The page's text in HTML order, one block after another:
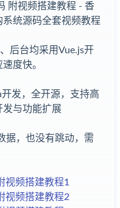
附视频搭建教程 - 香
统源码全套视频教程
后台均采用Vue.js开
度快。
发，全开源，支持高
发与功能扩展
据，也没有跳动，需